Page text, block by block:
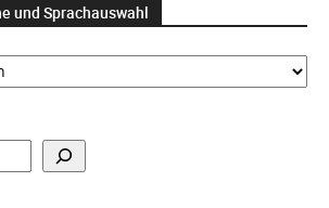
und Sprachauswahl